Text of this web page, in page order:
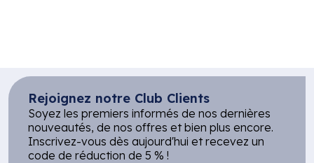
Rejoignez notre Club Clients
Soyez les premiers informés de nos dernières
nouveautés, de nos offres et bien plus encore.
Inscrivez-vous dès aujourd'hui et recevez un
code de réduction de 5 % !